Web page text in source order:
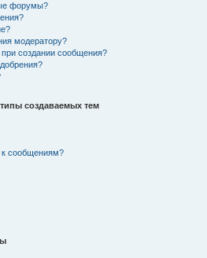
форумы?
модератору?
создании сообщения?
создаваемых тем
к сообщениям?